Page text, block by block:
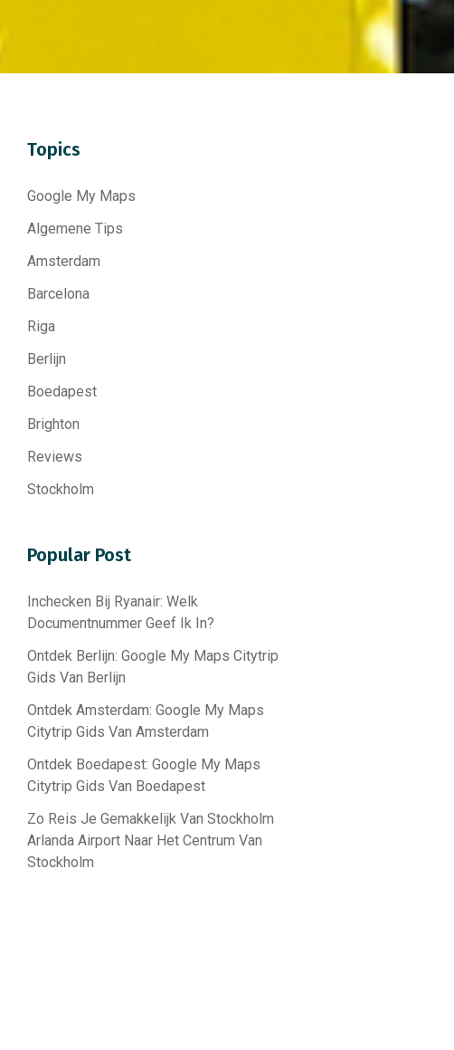
Topics
Google My Maps
Algemene Tips
Amsterdam
Barcelona
Riga
Berlijn
Boedapest
Brighton
Reviews
Stockholm
Popular Post
Inchecken Bij Ryanair: Welk
Documentnummer Geef Ik In?
Ontdek Berlijn: Google My Maps Citytrip
Gids Van Berlijn
Ontdek Amsterdam: Google My Maps
Citytrip Gids Van Amsterdam
Ontdek Boedapest: Google My Maps
Citytrip Gids Van Boedapest
Zo Reis Je Gemakkelijk Van Stockholm
Arlanda Airport Naar Het Centrum Van
Stockholm